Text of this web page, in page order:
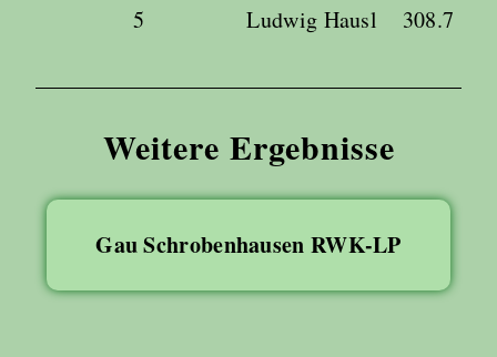
5
Ludwig Hausl 308.7
Weitere Ergebnisse
Gau Schrobenhausen RWK-LP